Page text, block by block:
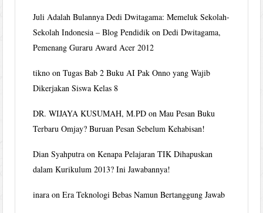
Juli Adalah Bulannya Dedi Dwitagama: Memeluk Sekolah-
Sekolah Indonesia – Blog Pendidik onDedi Dwitagama,
Pemenang Guraru Award Acer 2012
tikno onTugas Bab 2 Buku AI Pak Onno yang Wajib
Dikerjakan Siswa Kelas 8
DR. WIJAYA KUSUMAH, M.PD onMau Pesan Buku
Terbaru Omjay? Buruan Pesan Sebelum Kehabisan!
Dian Syahputra onKenapa Pelajaran TIK Dihapuskan
dalam Kurikulum 2013? Ini Jawabannya!
inara onEra Teknologi Bebas Namun Bertanggung Jawab